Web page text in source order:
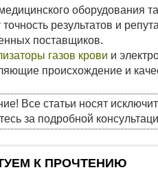
оборудования
точность результатов и
поставщиков.
газов крови и
происхождение и
Все статьи носят
за подробной
К ПРОЧТЕНИЮ